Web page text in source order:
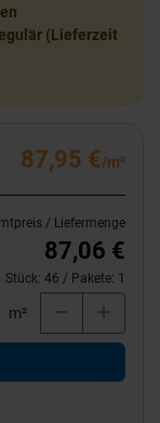
(Lieferzeit
87,95 €/m²
/ Liefermenge
87,06 €
Stück: 46 / Pakete: 1
m²